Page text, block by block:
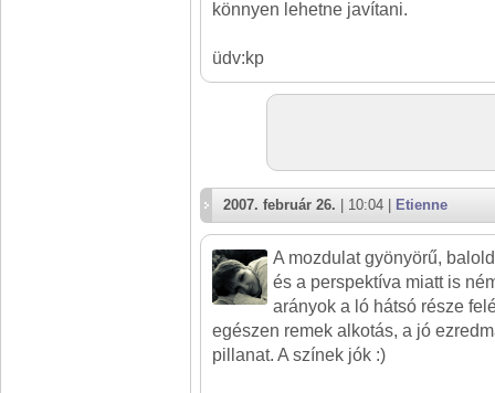
könnyen lehetne javítani.
üdv:kp
2007. február 26. | 10:04 | Etienne
A mozdulat gyönyörű,
és a perspektíva miatt is
arányok a ló hátsó része
egészen remek alkotás, a jó
pillanat. A színek jók :)